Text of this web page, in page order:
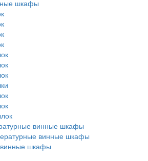
шкафы
винные шкафы
винные шкафы
шкафы